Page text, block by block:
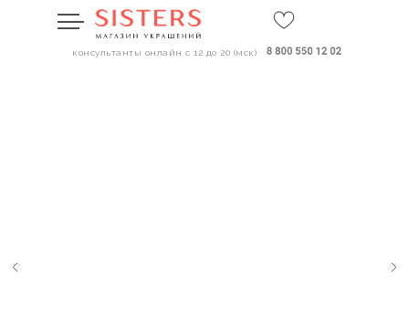
консультанты онлайн с 12 до 20 (мск)